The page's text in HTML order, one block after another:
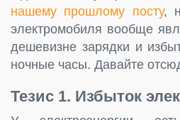
нашему прошлому посту,
электромобиля вообще
дешевизне зарядки и
ночные часы. Давайте
Тезис 1. Избыток